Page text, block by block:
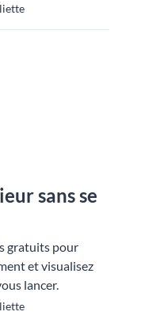
sans se
gratuits pour
et visualisez
lancer.